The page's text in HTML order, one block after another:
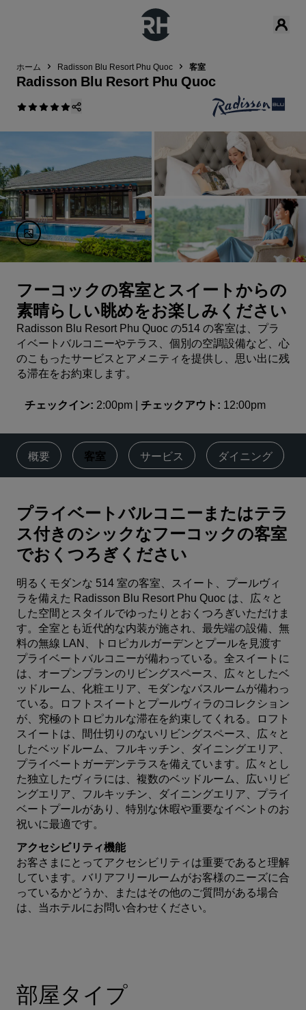
ホーム Radisson Blu Resort Phu Quoc 客室
Radisson Blu Resort Phu Quoc
フーコックの客室とスイートからの
素晴らしい眺めをお楽しみください
Radisson Blu Resort Phu Quoc の514 の客室は、プラ
イベートバルコニーやテラス、個別の空調設備など、心
のこもったサービスとアメニティを提供し、思い出に残
る滞在をお約束します。
チェックイン 2:00pm チェックアウト 12:00pm
概要 客室 サービス ダイニング
プライベートバルコニーまたはテラ
ス付きのシックなフーコックの客室
でおくつろぎください
明るくモダンな 514 室の客室、スイート、プールヴィ
ラを備えた Radisson Blu Resort Phu Quoc は、広々と
した空間とスタイルでゆったりとおくつろぎいただけま
す。全室とも近代的な内装が施され、最先端の設備、無
料の無線 LAN、トロピカルガーデンとプールを見渡す
プライベートバルコニーが備わっている。全スイートに
は、オープンプランのリビングスペース、広々としたベ
ッドルーム、化粧エリア、モダンなバスルームが備わっ
ている。ロフトスイートとプールヴィラのコレクション
が、究極のトロピカルな滞在を約束してくれる。ロフト
スイートは、間仕切りのないリビングスペース、広々と
したベッドルーム、フルキッチン、ダイニングエリア、
プライベートガーデンテラスを備えています。広々とし
た独立したヴィラには、複数のベッドルーム、広いリビ
ングエリア、フルキッチン、ダイニングエリア、プライ
ベートプールがあり、特別な休暇や重要なイベントのお
祝いに最適です。
アクセシビリティ機能
お客さまにとってアクセシビリティは重要であると理解
しています。バリアフリールームがお客様のニーズに合
っているかどうか、またはその他のご質問がある場合
は、 当ホテルにお問い合わせください。
部屋タイプ